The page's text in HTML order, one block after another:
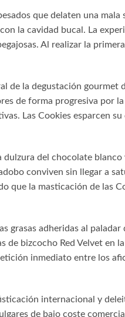
que delaten una mala
la cavidad bucal. La
Al realizar la
la degustación gourmet
de forma progresiva por la
Las Cookies esparcen
del chocolate blanco
conviven sin llegar a
que la masticación de las
grasas adheridas al
bizcocho Red Velvet en
inmediato entre los
internacional y
de bajo coste